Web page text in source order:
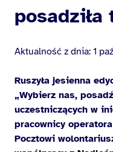
Aktualność z dnia: 1
Ruszyła jesienna
„Wybierz nas,
uczestniczących w
pracownicy
Pocztowi